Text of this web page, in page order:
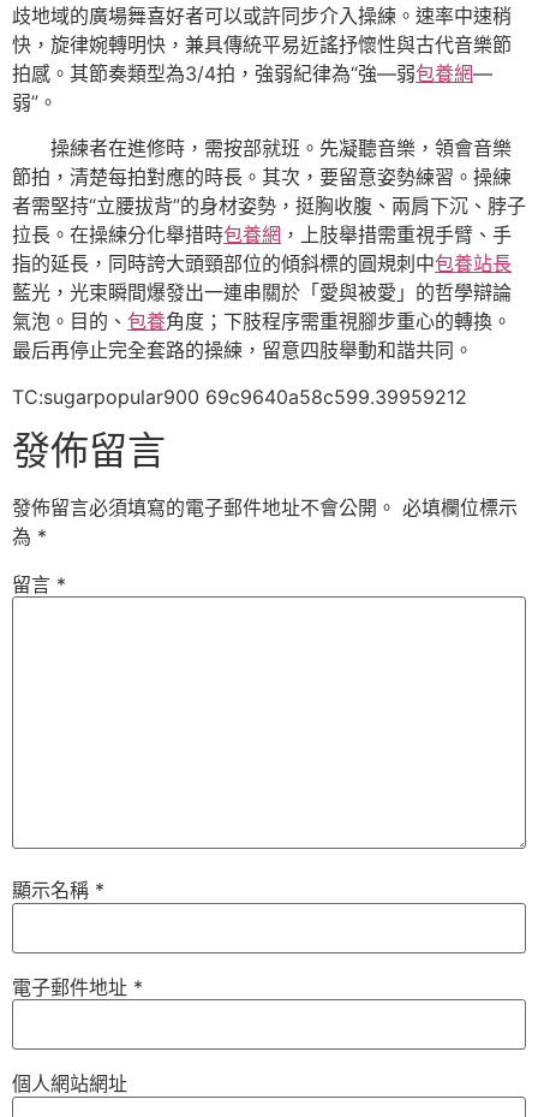
歧地域的廣場舞喜好者可以或許同步介入操練。速率中速稍
快，旋律婉轉明快，兼具傳統平易近謠抒懷性與古代音樂節
拍感。其節奏類型為3/4拍，強弱紀律為“強—弱包養網—
弱”。
操練者在進修時，需按部就班。先凝聽音樂，領會音樂
節拍，清楚每拍對應的時長。其次，要留意姿勢練習。操練
者需堅持“立腰拔背”的身材姿勢，挺胸收腹、兩肩下沉、脖子
拉長。在操練分化舉措時包養網 ，上肢舉措需重視手臂、手
指的延長，同時誇大頭頸部位的傾斜標的圓規刺中包養站長
藍光，光束瞬間爆發出一連串關於「愛與被愛」的哲學辯論
氣泡。目的、 包養角度；下肢程序需重視腳步重心的轉換。
最后再停止完全套路的操練，留意四肢舉動和諧共同。
TC:sugarpopular900 69c9640a58c599.39959212
發佈留言
發佈留言必須填寫的電子郵件地址不會公開。 必填欄位標示
為 *
留言 *
顯示名稱 *
電子郵件地址 *
個人網站網址